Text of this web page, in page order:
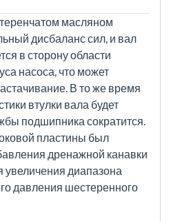
масляном
дисбаланс сил, и вал
в сторону области
насоса, что может
В то же время
втулки вала будет
подшипника сократится.
пластины был
дренажной канавки
увеличения диапазона
давления шестеренного